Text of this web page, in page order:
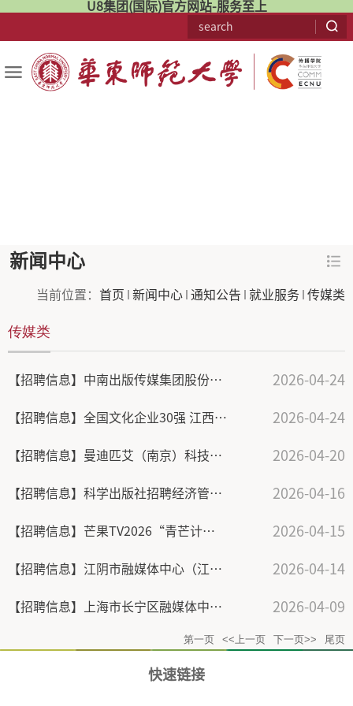
U8集团(国际)官方网站-服务至上
新闻中心
当前位置： 首页 新闻中心 通知公告 就业服务 传媒类
传媒类
【招聘信息】中南出版传媒集团股份有限公司招聘 2026-04-24
【招聘信息】全国文化企业30强 江西省管重点企业 江西出版传媒集团诚招天下英才 2026-04-24
【招聘信息】曼迪匹艾（南京）科技服务有限公司招聘 2026-04-20
【招聘信息】科学出版社招聘经济管理类教材学术专著编辑 2026-04-16
【招聘信息】芒果TV2026“青芒计划”校园招聘 正式启动 2026-04-15
【招聘信息】江阴市融媒体中心（江阴数据集团）招聘启事 2026-04-14
【招聘信息】上海市长宁区融媒体中心2026年公开招聘工作人员公告 2026-04-09
第一页 <<上一页 下一页>> 尾页
快速链接